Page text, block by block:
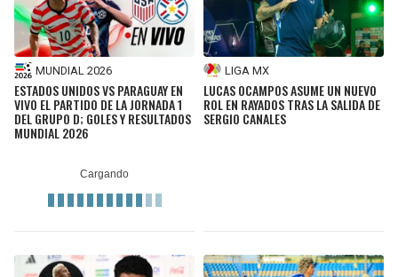
MUNDIAL 2026
ESTADOS UNIDOS VS PARAGUAY EN
VIVO EL PARTIDO DE LA JORNADA 1
DEL GRUPO D; GOLES Y RESULTADOS
MUNDIAL 2026
LIGA MX
LUCAS OCAMPOS ASUME UN NUEVO
ROL EN RAYADOS TRAS LA SALIDA DE
SERGIO CANALES